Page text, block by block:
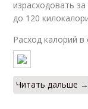
израсходовать
до 120
Расход калорий в
Читать дальше →